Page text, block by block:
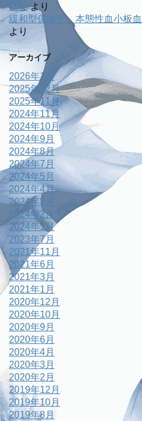
ひなより
緩和型保険と、本態性血小板
より
アーカイブ
2026年1月
2025年12月
2025年11月
2024年11月
2024年10月
2024年9月
2024年8月
2024年7月
2024年5月
2024年4月
2024年3月
2024年2月
2024年1月
2023年7月
2021年11月
2021年6月
2021年3月
2021年1月
2020年12月
2020年10月
2020年9月
2020年6月
2020年4月
2020年3月
2020年2月
2019年12月
2019年10月
2019年8月